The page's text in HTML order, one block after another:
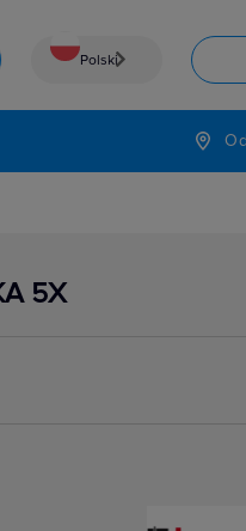
Polski
Język
5X